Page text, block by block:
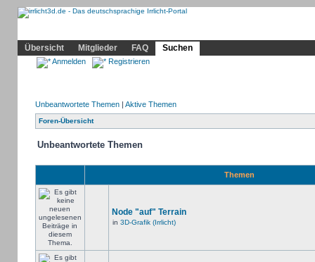
Übersicht
Mitglieder FAQ Suchen
Anmelden Registrieren
Unbeantwortete Themen| Aktive Themen
Foren-Übersicht
Unbeantwortete Themen
Themen
Node "auf" Terrain
in 3D-Grafik (Irrlicht)